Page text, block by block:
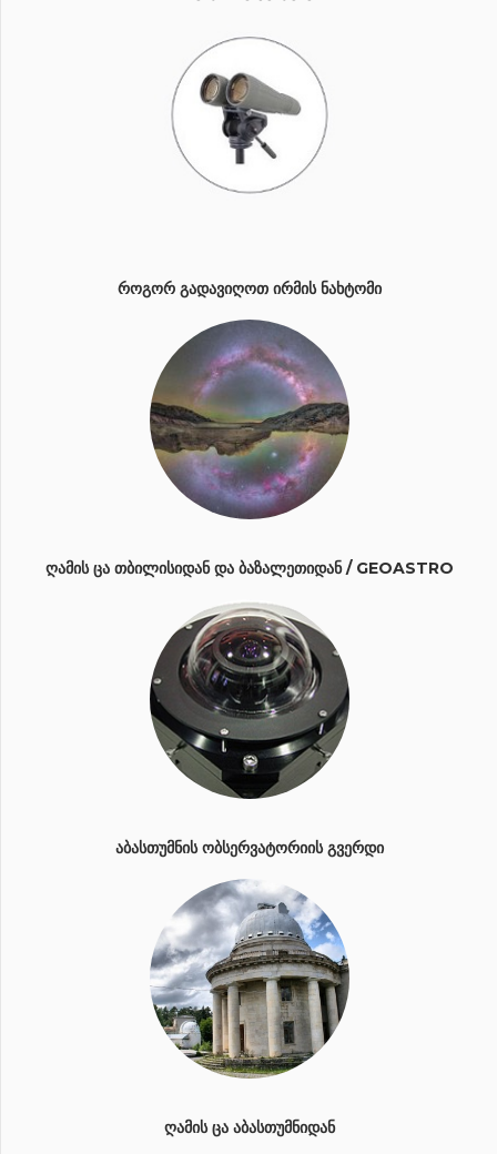
ᲠᲝᲒᲝᲠ ᲒᲐᲓᲐᲕᲘᲦᲝᲗ ᲘᲠᲛᲘᲡ ᲜᲐᲮᲢᲝᲛᲘ
ᲦᲐᲛᲘᲡ ᲪᲐ ᲗᲑᲘᲚᲘᲡᲘᲓᲐᲜ ᲓᲐ ᲑᲐᲖᲐᲚᲔᲗᲘᲓᲐᲜ / GEOASTRO
ᲐᲑᲐᲡᲗᲣᲛᲜᲘᲡ ᲝᲑᲡᲔᲠᲕᲐᲢᲝᲠᲘᲘᲡ ᲒᲕᲔᲠᲓᲘ
ᲦᲐᲛᲘᲡ ᲪᲐ ᲐᲑᲐᲡᲗᲣᲛᲜᲘᲓᲐᲜ